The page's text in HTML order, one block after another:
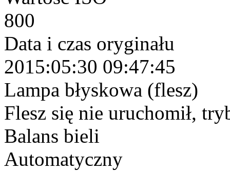
800
Data i czas oryginału
2015:05:30 09:47:45
Lampa błyskowa (flesz)
Flesz się nie uruchomił,
Balans bieli
Automatyczny